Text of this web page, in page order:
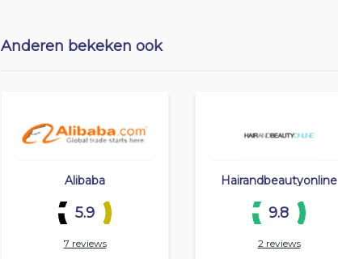
Anderen bekeken ook
Alibaba
5.9
7 reviews
Hairandbeautyonline
9.8
2 reviews